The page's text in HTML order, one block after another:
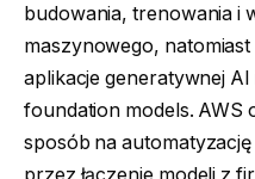
budowania, trenowania i
maszynowego,
aplikacje generatywnej
foundation models. AWS
sposób na